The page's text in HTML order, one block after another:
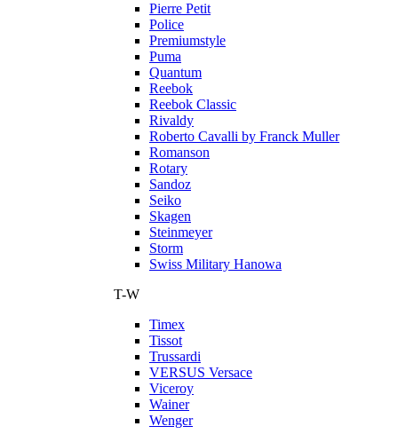
Pierre Petit
Police
Premiumstyle
Puma
Quantum
Reebok
Reebok Classic
Rivaldy
Roberto Cavalli by Franck Muller
Romanson
Rotary
Sandoz
Seiko
Skagen
Steinmeyer
Storm
Swiss Military Hanowa
T-W
Timex
Tissot
Trussardi
VERSUS Versace
Viceroy
Wainer
Wenger